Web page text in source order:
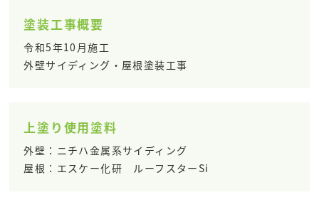
塗装工事概要
令和5年10月施工
外壁サイディング・屋根塗装工事
上塗り使用塗料
外壁：ニチハ金属系サイディング
屋根：エスケー化研 ルーフスターSi